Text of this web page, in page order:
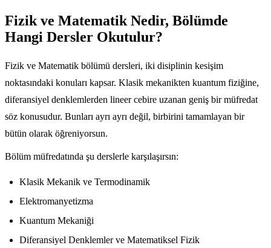
Fizik ve Matematik Nedir, Bölümde
Hangi Dersler Okutulur?
Fizik ve Matematik bölümü dersleri, iki disiplinin kesişim
noktasındaki konuları kapsar. Klasik mekanikten kuantum fiziğine,
diferansiyel denklemlerden lineer cebire uzanan geniş bir müfredat
söz konusudur. Bunları ayrı ayrı değil, birbirini tamamlayan bir
bütün olarak öğreniyorsun.
Bölüm müfredatında şu derslerle karşılaşırsın:
Klasik Mekanik ve Termodinamik
Elektromanyetizma
Kuantum Mekaniği
Diferansiyel Denklemler ve Matematiksel Fizik